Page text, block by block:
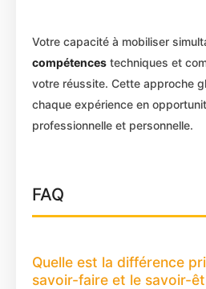
Votre capacité à mobiliser
compétences techniques et
votre réussite. Cette approche
chaque expérience en
professionnelle et personnelle.
FAQ
Quelle est la différence
savoir-faire et le savoir-